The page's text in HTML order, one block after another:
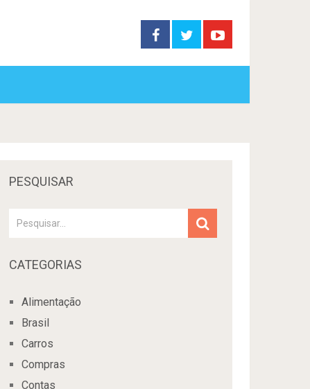
PESQUISAR
CATEGORIAS
Alimentação
Brasil
Carros
Compras
Contas